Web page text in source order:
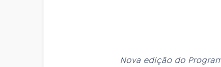
Nova edição do